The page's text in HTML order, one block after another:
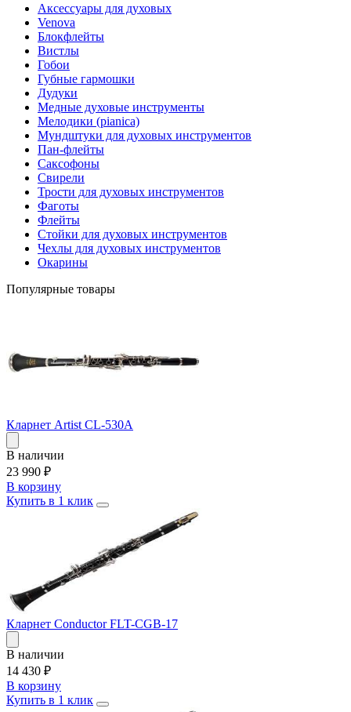
Аксессуары для духовых
Venova
Блокфлейты
Вистлы
Гобои
Губные гармошки
Дудуки
Медные духовые инструменты
Мелодики (pianica)
Мундштуки для духовых инструментов
Пан-флейты
Саксофоны
Свирели
Трости для духовых инструментов
Фаготы
Флейты
Стойки для духовых инструментов
Чехлы для духовых инструментов
Окарины
Популярные товары
Кларнет Artist CL-530A
В наличии
23 990 ₽
В корзину
Купить в 1 клик
Кларнет Conductor FLT-CGB-17
В наличии
14 430 ₽
В корзину
Купить в 1 клик